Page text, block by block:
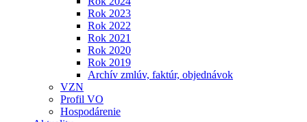
Rok 2023
Rok 2022
Rok 2021
Rok 2020
Rok 2019
Archív zmlúv, faktúr, objednávok
VZN
Profil VO
Hospodárenie